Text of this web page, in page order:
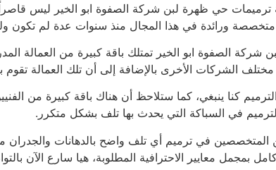
حي ظهرة لبن شركة الصفوة ابو الخير ليس
متخصصة ورائدة في هذا المجال منذ سنوات عدة لم تكون
الصفوة ابو الخير تمتلك باقة كبيرة من العمالة
مختلف الشركات الأخرى بالإضافة إلى أن تلك العمالة تقوم
كنا ينبغي، كما ستلاحظ أن هناك باقة كبيرة من
في السباكة التي يحدث بها تلف بشكل متكرر.
المتخصصين في ترميم أي تلف واضح بالدهانات
بمجمل معايير الاحترافية المطلوبة، هيا سارع الآن